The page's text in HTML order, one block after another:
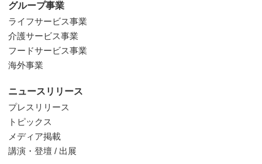
グループ事業
ライフサービス事業
介護サービス事業
フードサービス事業
海外事業
ニュースリリース
プレスリリース
トピックス
メディア掲載
講演・登壇 / 出展